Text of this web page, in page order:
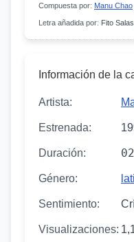
Compuesta por: Manu Chao
Letra añadida por: Fito Salas
Información de la
Artista:
Estrenada:
Duración:
Género:
Sentimiento:
Visualizaciones: